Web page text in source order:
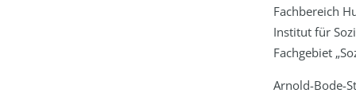
Fachbereich
Institut für
Fachgebiet
Arnold-Bode-